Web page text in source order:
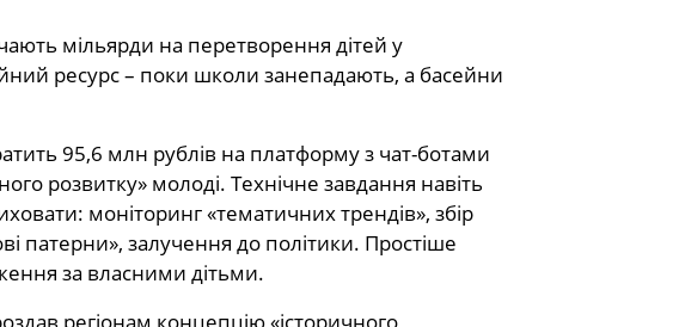
мільярди на перетворення дітей у
ресурс – поки школи занепадають, а басейни
95,6 млн рублів на платформу з чат-ботами
розвитку» молоді. Технічне завдання навіть
моніторинг «тематичних трендів», збір
патерни», залучення до політики. Простіше
за власними дітьми.
регіонам концепцію «історичного